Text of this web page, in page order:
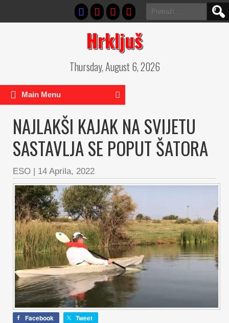
Pretraga:
Hrkljuš
Thursday, August 6, 2026
Main Menu
NAJLAKŠI KAJAK NA SVIJETU
SASTAVLJA SE POPUT ŠATORA
ESO | 14 Aprila, 2022
Facebook Tweet